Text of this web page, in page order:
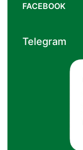
FACEBOOK
Telegram